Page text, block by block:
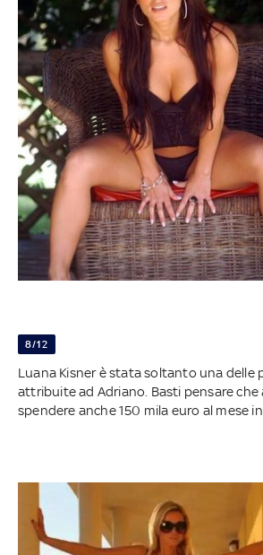
8/12
Luana Kisner è stata soltanto una delle
attribuite ad Adriano. Basti pensare che
spendere anche 150 mila euro al mese